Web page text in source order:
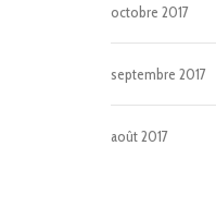
octobre 2017
septembre 2017
août 2017